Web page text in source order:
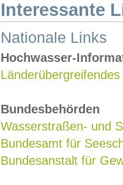
Interessante
Nationale Links
Hochwasser-
Bundesbehörden
Wasserstraßen- und
Bundesamt für
Bundesanstalt für